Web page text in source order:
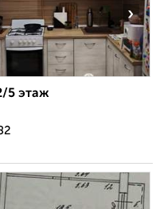
›
5 этаж